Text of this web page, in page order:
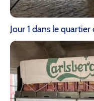
Jour 1 dans le